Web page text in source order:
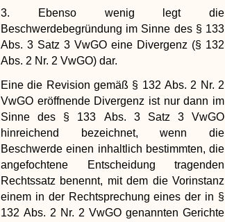
3. Ebenso wenig legt die
Beschwerdebegründung im Sinne des § 133
Abs. 3 Satz 3 VwGO eine Divergenz (§ 132
Abs. 2 Nr. 2 VwGO) dar.
Eine die Revision gemäß § 132 Abs. 2 Nr. 2
VwGO eröffnende Divergenz ist nur dann im
Sinne des § 133 Abs. 3 Satz 3 VwGO
hinreichend bezeichnet, wenn die
Beschwerde einen inhaltlich bestimmten, die
angefochtene Entscheidung tragenden
Rechtssatz benennt, mit dem die Vorinstanz
einem in der Rechtsprechung eines der in §
132 Abs. 2 Nr. 2 VwGO genannten Gerichte